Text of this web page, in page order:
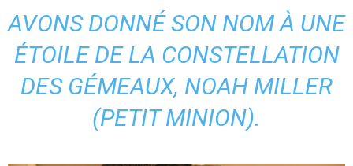
AVONS DONNÉ SON NOM À UNE
ÉTOILE DE LA CONSTELLATION
DES GÉMEAUX, NOAH MILLER
(PETIT MINION).